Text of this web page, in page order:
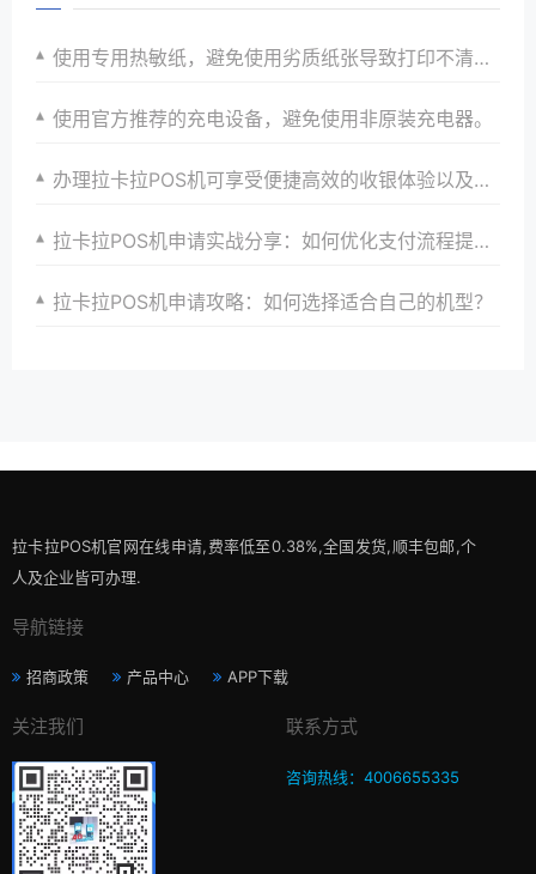
使用专用热敏纸，避免使用劣质纸张导致打印不清晰。
使用官方推荐的充电设备，避免使用非原装充电器。
办理拉卡拉POS机可享受便捷高效的收银体验以及一站式解决方案和优惠政策以满足商家个性化需求并提升店铺竞争力
拉卡拉POS机申请实战分享：如何优化支付流程提升效率
拉卡拉POS机申请攻略：如何选择适合自己的机型？
拉卡拉POS机官网在线申请,费率低至0.38%,全国发货,顺丰包邮,个
人及企业皆可办理.
导航链接
招商政策 产品中心 APP下载
关注我们 联系方式
咨询热线：4006655335